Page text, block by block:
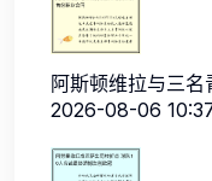
阿斯顿维拉与三
2026-08-06